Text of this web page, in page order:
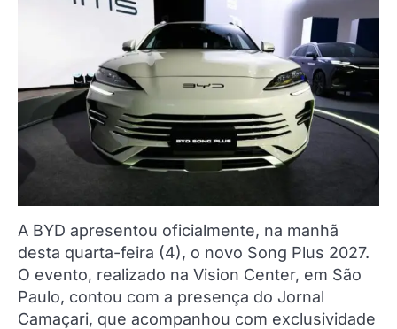
A BYD apresentou oficialmente, na manhã
desta quarta-feira (4), o novo Song Plus 2027.
O evento, realizado na Vision Center, em São
Paulo, contou com a presença do Jornal
Camaçari, que acompanhou com exclusividade